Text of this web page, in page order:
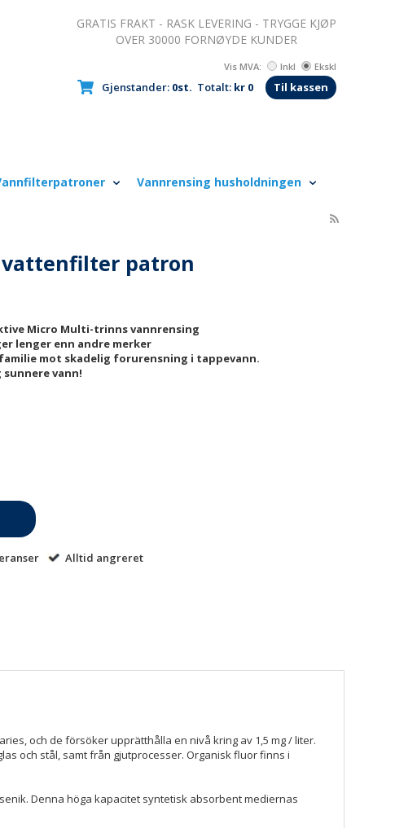
GRATIS FRAKT - RASK LEVERING - TRYGGE KJØP
OVER 30000 FORNØYDE KUNDER
Gjenstander: 0st. Totalt: kr 0 Til kassen
Vis MVA: Inkl Ekskl
Vannrensing husholdningen
vattenfilter patron
Micro Multi-trinns vannrensing
lenger enn andre merker
mot skadelig forurensning i tappevann.
sunnere vann!
Alltid angreret
och de försöker upprätthålla en nivå kring av 1,5 mg / liter.
och stål, samt från gjutprocesser. Organisk fluor finns i
Denna höga kapacitet syntetisk absorbent mediernas